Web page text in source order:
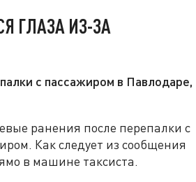
ГЛАЗА ИЗ-ЗА
с пассажиром в Павлодаре,
ранения после перепалки с
Как следует из сообщения
в машине таксиста.